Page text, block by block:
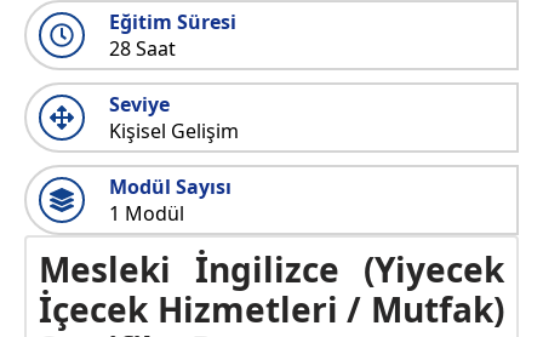
Eğitim Süresi
28 Saat
Seviye
Kişisel Gelişim
Modül Sayısı
1 Modül
Mesleki İngilizce (Yiyecek
İçecek Hizmetleri / Mutfak)